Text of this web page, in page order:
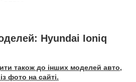
Hyundai Ioniq
також до інших моделей авто,
фото на сайті.